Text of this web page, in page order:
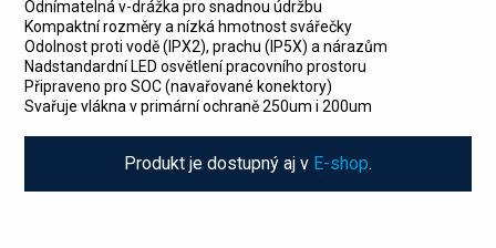
Odnímatelná v-drážka pro snadnou údržbu
Kompaktní rozměry a nízká hmotnost svářečky
Odolnost proti vodě (IPX2), prachu (IP5X) a nárazům
Nadstandardní LED osvětlení pracovního prostoru
Připraveno pro SOC (navařované konektory)
Svařuje vlákna v primární ochraně 250um i 200um
Produkt je dostupný aj v E-shop.